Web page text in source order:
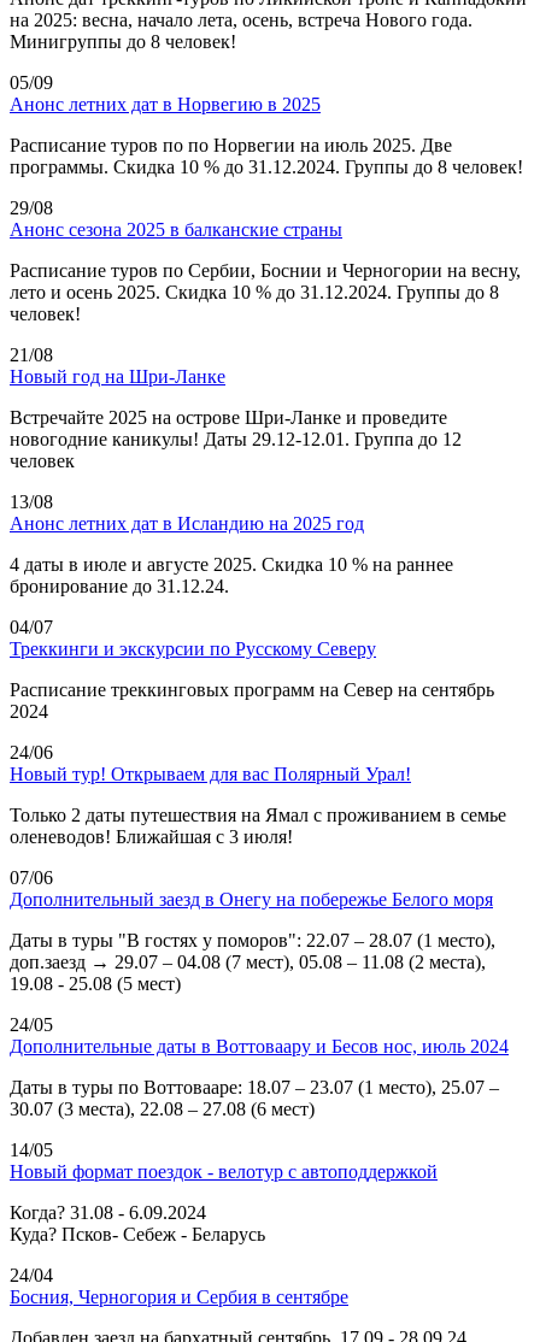
на 2025: весна, начало лета, осень, встреча Нового года.
Минигруппы до 8 человек!
05/09
Анонс летних дат в Норвегию в 2025
Расписание туров по по Норвегии на июль 2025. Две
программы. Скидка 10 % до 31.12.2024. Группы до 8 человек!
29/08
Анонс сезона 2025 в балканские страны
Расписание туров по Сербии, Боснии и Черногории на весну,
лето и осень 2025. Скидка 10 % до 31.12.2024. Группы до 8
человек!
21/08
Новый год на Шри-Ланке
Встречайте 2025 на острове Шри-Ланке и проведите
новогодние каникулы! Даты 29.12-12.01. Группа до 12
человек
13/08
Анонс летних дат в Исландию на 2025 год
4 даты в июле и августе 2025. Скидка 10 % на раннее
бронирование до 31.12.24.
04/07
Треккинги и экскурсии по Русскому Северу
Расписание треккинговых программ на Север на сентябрь
2024
24/06
Новый тур! Открываем для вас Полярный Урал!
Только 2 даты путешествия на Ямал с проживанием в семье
оленеводов! Ближайшая с 3 июля!
07/06
Дополнительный заезд в Онегу на побережье Белого моря
Даты в туры "В гостях у поморов": 22.07 – 28.07 (1 место),
доп.заезд → 29.07 – 04.08 (7 мест), 05.08 – 11.08 (2 места),
19.08 - 25.08 (5 мест)
24/05
Дополнительные даты в Воттоваару и Бесов нос, июль 2024
Даты в туры по Воттовааре: 18.07 – 23.07 (1 место), 25.07 –
30.07 (3 места), 22.08 – 27.08 (6 мест)
14/05
Новый формат поездок - велотур с автоподдержкой
Когда? 31.08 - 6.09.2024
Куда? Псков- Себеж - Беларусь
24/04
Босния, Черногория и Сербия в сентябре
Добавлен заезд на бархатный сентябрь, 17.09 - 28.09.24.